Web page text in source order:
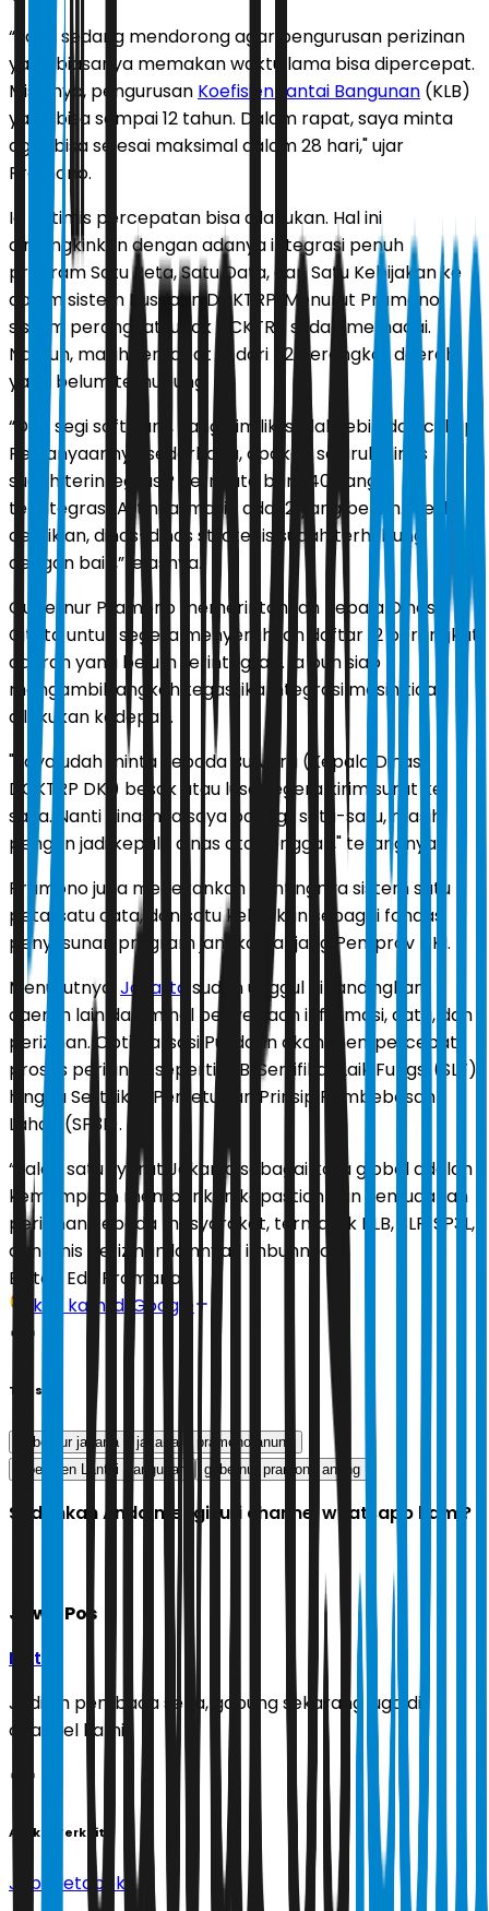
“Saya sedang mendorong agar pengurusan perizinan
yang biasanya memakan waktu lama bisa dipercepat.
Misalnya, pengurusan Koefisien Lantai Bangunan (KLB)
yang bisa sampai 12 tahun. Dalam rapat, saya minta
agar bisa selesai maksimal dalam 28 hari," ujar
Pramono.
Ia optimis percepatan bisa dilakukan. Hal ini
dimungkinkan dengan adanya integrasi penuh
program Satu Peta, Satu Data, dan Satu Kebijakan ke
dalam sistem Pusdatin DCKTRP. Menurut Pramono,
sistem perangkat lunak DCKTRP sudah memadai.
Namun, masih terdapat 12 dari 52 perangkat daerah
yang belum terhubung.
“Dari segi software, yang dimiliki sudah lebih dari cukup.
Pertanyaannya sederhana, apakah seluruh dinas
sudah terintegrasi? Ternyata baru 40 yang
terintegrasi. Artinya, masih ada 12 yang belum. Meski
demikian, dinas-dinas strategis sudah terhubung
dengan baik,” jelasnya.
Gubernur Pramono memerintahkan Kepala Dinas
Citata untuk segera menyerahkan daftar 12 perangkat
daerah yang belum terintegrasi. Ia pun siap
mengambil langkah tegas jika integrasi masih tidak
dilakukan kedepan.
"Saya udah minta kepada Bu Vera (Kepala Dinas
DCKTRP DKI) besok atau lusa segera kirim surat ke
saya. Nanti dinasnya saya panggil satu-satu, masih
pengen jadi kepala dinas atau enggak," terangnya.
Pramono juga menekankan pentingnya sistem satu
peta, satu data, dan satu kebijakan sebagai fondasi
penyusunan program jangka panjang Pemprov DKI.
Menurutnya, Jakarta sudah unggul dibandingkan
daerah lain dalam hal penyediaan informasi, data, dan
perizinan. Optimalisasi Pusdatin akan mempercepat
proses perizinan seperti KLB, Sertifikat Laik Fungsi (SLF),
hingga Sertifikat Persetujuan Prinsip Pembebasan
Lahan (SP3L).
“Salah satu syarat Jakarta sebagai kota global adalah
kemampuan memberikan kepastian dan kemudahan
perizinan kepada masyarakat, termasuk KLB, SLF, SP3L,
dan jenis perizinan lainnya,” imbuhnya.
Editor: Edy Pramana
Ikuti kami di Google
Tags
gubernur jakarta jakarta
pramono anung
Koefisien Lantai Bangunan
gubernur pramono anung
Sudahkah Anda mengikuti channel whatsapp kami?
Jawa Pos
Ikuti
Jadilah pembaca setia, gabung sekarang juga di
channel kami!
Artikel Terkait
Jabodetabek